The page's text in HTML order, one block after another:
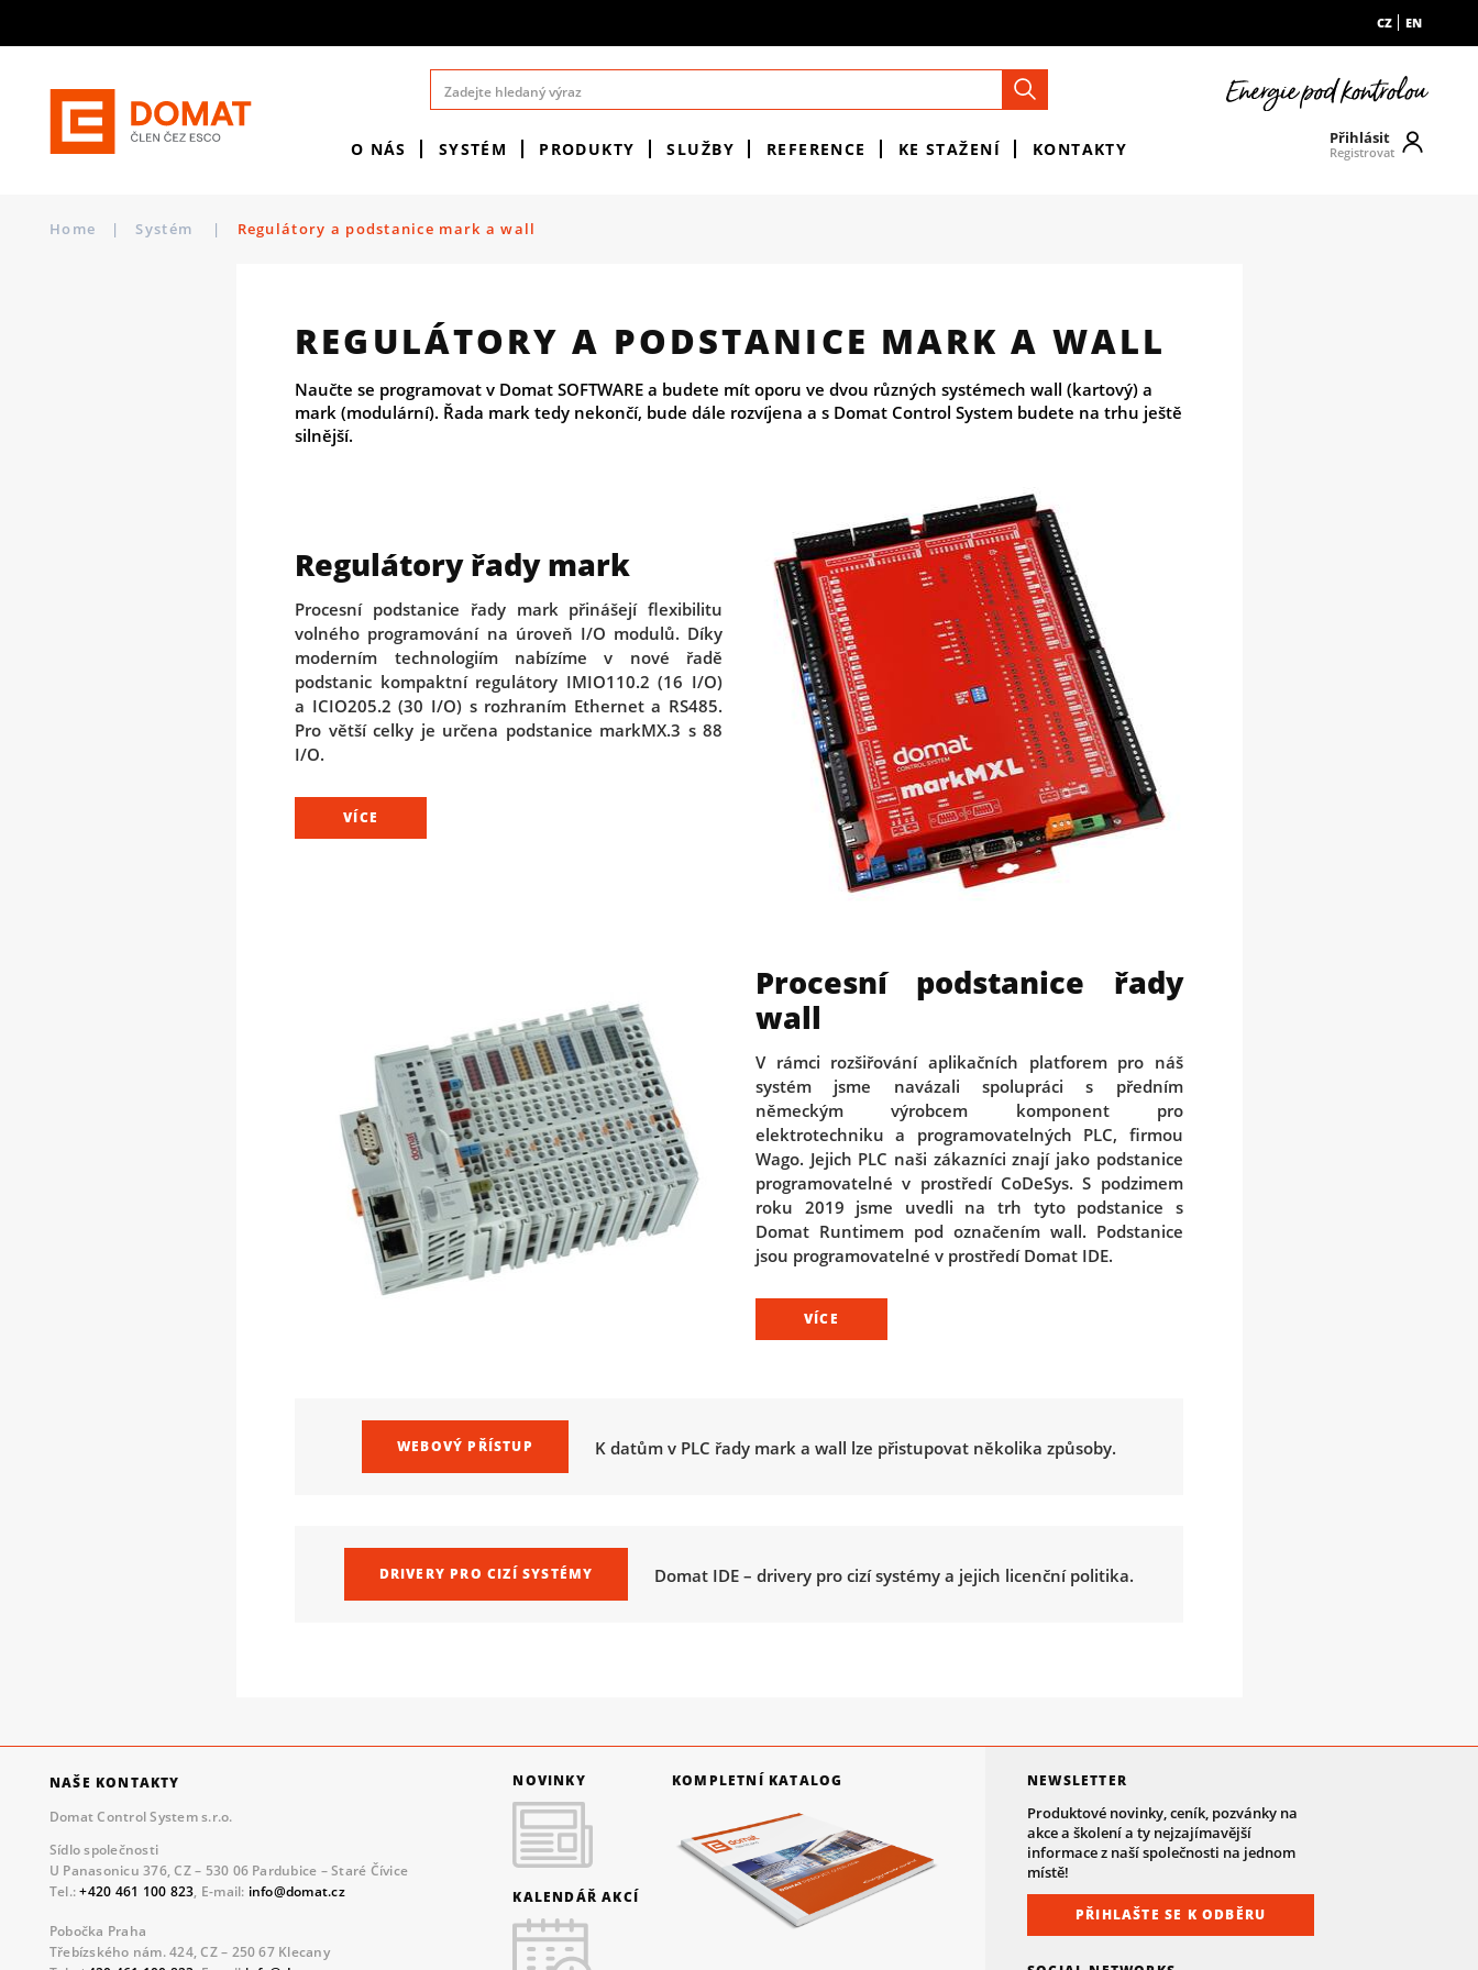
CZ EN
O NÁS SYSTÉM PRODUKTY SLUŽBY REFERENCE KE STAŽENÍ KONTAKTY
Přihlásit
Registrovat
Home | Systém | Regulátory a podstanice mark a wall
REGULÁTORY A PODSTANICE MARK A WALL
Naučte se programovat v Domat SOFTWARE a budete mít oporu ve dvou různých systémech wall (kartový) a
mark (modulární). Řada mark tedy nekončí, bude dále rozvíjena a s Domat Control System budete na trhu ještě
silnější.
Regulátory řady mark
Procesní podstanice řady mark přinášejí flexibilitu
volného programování na úroveň I/O modulů. Díky
moderním technologiím nabízíme v nové řadě
podstanic kompaktní regulátory IMIO110.2 (16 I/O)
a ICIO205.2 (30 I/O) s rozhraním Ethernet a RS485.
Pro větší celky je určena podstanice markMX.3 s 88
I/O.
VÍCE
Procesní podstanice řady
wall
V rámci rozšiřování aplikačních platforem pro náš
systém jsme navázali spolupráci s předním
německým výrobcem komponent pro
elektrotechniku a programovatelných PLC, firmou
Wago. Jejich PLC naši zákazníci znají jako podstanice
programovatelné v prostředí CoDeSys. S podzimem
roku 2019 jsme uvedli na trh tyto podstanice s
Domat Runtimem pod označením wall. Podstanice
jsou programovatelné v prostředí Domat IDE.
VÍCE
WEBOVÝ PŘÍSTUP K datům v PLC řady mark a wall lze přistupovat několika způsoby.
DRIVERY PRO CIZÍ SYSTÉMY Domat IDE – drivery pro cizí systémy a jejich licenční politika.
NEWSLETTER
Produktové novinky, ceník, pozvánky na
akce a školení a ty nejzajímavější
informace z naší společnosti na jednom
místě!
PŘIHLAŠTE SE K ODBĚRU
NOVINKY
KALENDÁŘ AKCÍ
KOMPLETNÍ KATALOG
NAŠE KONTAKTY
Domat Control System s.r.o.
Sídlo společnosti
U Panasonicu 376, CZ – 530 06 Pardubice – Staré Čívice
Tel.:+420 461 100 823, E-mail: info@domat.cz
Pobočka Praha
Třebízského nám. 424, CZ – 250 67 Klecany